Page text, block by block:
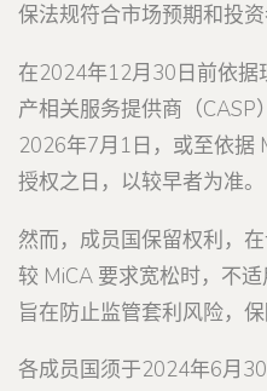
保法规符合市场预期和投资
在2024年12月30日前依据
产相关服务提供商（
2026年7月1日，或至依据
授权之日，以较早者为准。
然而，成员国保留权利，
较 MiCA 要求宽松时，不
旨在防止监管套利风险，
各成员国须于2024年6月